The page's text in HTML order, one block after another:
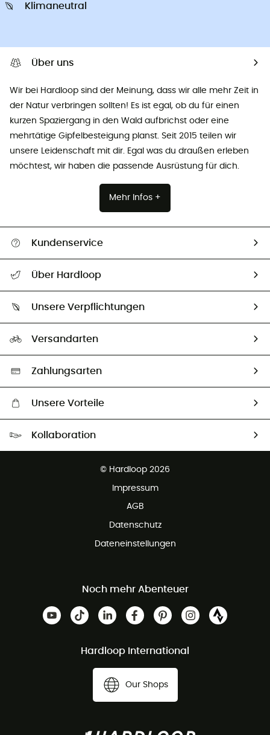
Klimaneutral
Über uns
Wir bei Hardloop sind der Meinung, dass wir alle mehr Zeit in
der Natur verbringen sollten! Es ist egal, ob du für einen
kurzen Spaziergang in den Wald aufbrichst oder eine
mehrtätige Gipfelbesteigung planst. Seit 2015 teilen wir
unsere Leidenschaft mit dir. Egal was du draußen erleben
möchtest, wir haben die passende Ausrüstung für dich.
Mehr Infos +
Kundenservice
Größentabelle
Vertrag widerrufen
Über Hardloop
Unsere Botschafter
Unsere Verpflichtungen
Auswahl an nachhaltigen Produkten
Versandarten
Zahlungsarten
Unsere Vorteile
Kollaboration
© Hardloop 2026
Impressum
AGB
Datenschutz
Dateneinstellungen
Noch mehr Abenteuer
Hardloop International
Our Shops